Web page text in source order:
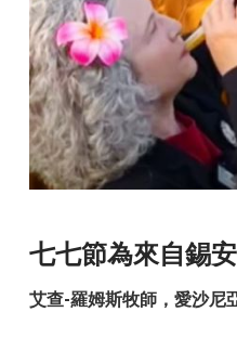
七七節為來自錫
艾查-羅姆斯牧師，愛沙尼